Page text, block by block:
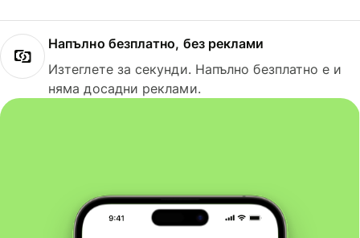
Напълно безплатно, без реклами
Изтеглете за секунди. Напълно безплатно е и
няма досадни реклами.